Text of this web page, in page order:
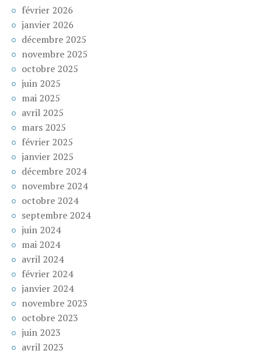
février 2026
janvier 2026
décembre 2025
novembre 2025
octobre 2025
juin 2025
mai 2025
avril 2025
mars 2025
février 2025
janvier 2025
décembre 2024
novembre 2024
octobre 2024
septembre 2024
juin 2024
mai 2024
avril 2024
février 2024
janvier 2024
novembre 2023
octobre 2023
juin 2023
avril 2023